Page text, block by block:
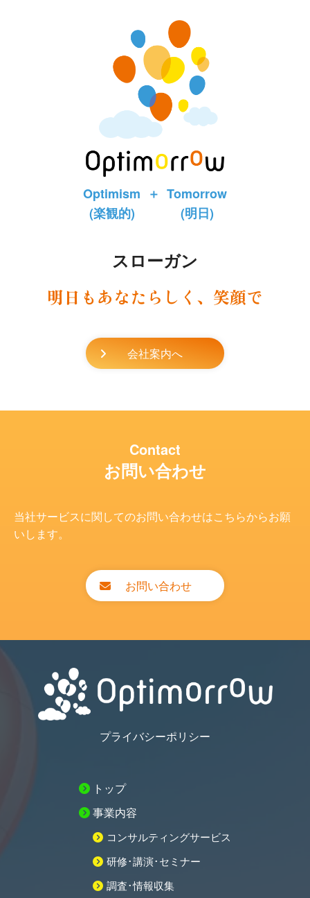
Optimism
(楽観的)
＋ Tomorrow
(明日)
スローガン
明日もあなたらしく、笑顔で
会社案内へ
Contact
お問い合わせ
当社サービスに関してのお問い合わせはこちらからお願
いします。
お問い合わせ
プライバシーポリシー
トップ
事業内容
コンサルティングサービス
研修･講演･セミナー
調査･情報収集